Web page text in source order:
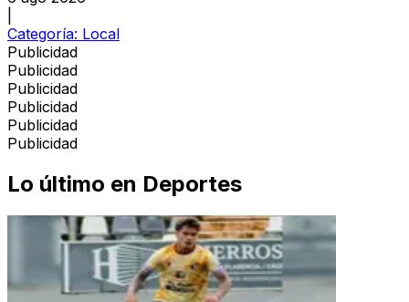
Categoría: Local
Publicidad
Publicidad
Publicidad
Publicidad
Publicidad
Publicidad
Lo último en Deportes